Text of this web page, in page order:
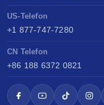
US-Telefon
+1 877-747-7280
CN Telefon
+86 188 6372 0821